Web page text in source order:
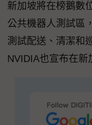
新加坡將在榜鵝數
公共機器人測試區
測試配送、清潔和
NVIDIA也宣布在